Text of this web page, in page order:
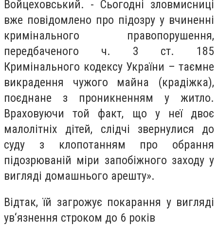
Войцеховський. - Сьогодні зловмисниці
вже повідомлено про підозру у вчиненні
кримінального правопорушення,
передбаченого ч. 3 ст. 185
Кримінального кодексу України – таємне
викрадення чужого майна (крадіжка),
поєднане з проникненням у житло.
Враховуючи той факт, що у неї двоє
малолітніх дітей, слідчі звернулися до
суду з клопотанням про обрання
підозрюваній міри запобіжного заходу у
вигляді домашнього арешту».
Відтак, їй загрожує покарання у вигляді
ув‘язнення строком до 6 років